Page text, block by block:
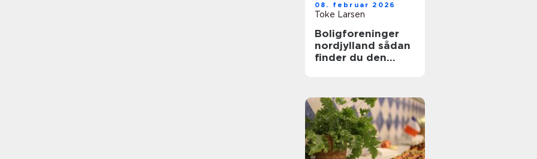
08. februar 2026
Toke Larsen
Boligforeninger
nordjylland sådan
finder du den